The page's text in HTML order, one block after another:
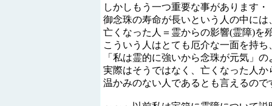
しかしもう一つ重要な事があります・
御念珠の寿命が長いという人の中には
亡くなった人＝霊からの影響(霊障)を
こういう人はとても厄介な一面を持ち
「私は霊的に強いから念珠が元気」
実際はそうではなく、亡くなった人
温かみのない人であるとも言えるので